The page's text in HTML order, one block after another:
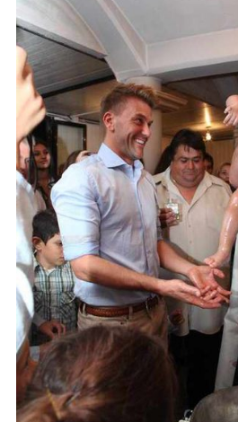
Συμβουλές
Διατροφής
Υγεία – Ψυχολογία